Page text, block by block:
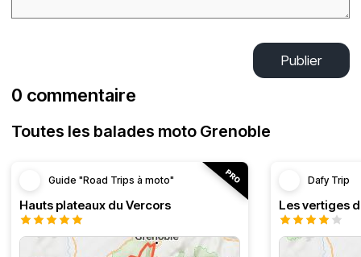
Publier
0 commentaire
Toutes les balades moto Grenoble
Guide "Road Trips à moto"
Hauts plateaux du Vercors
Dafy Trip
Les vertiges